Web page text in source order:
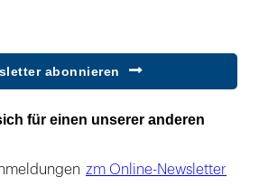
abonnieren
für einen unserer anderen
zm Online-Newsletter